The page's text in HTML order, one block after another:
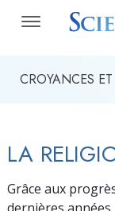
CROYANCES
LA
Grâce aux